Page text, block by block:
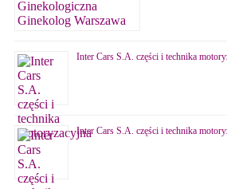
Inter Cars S.A. części i technika
Inter Cars S.A. części i technika